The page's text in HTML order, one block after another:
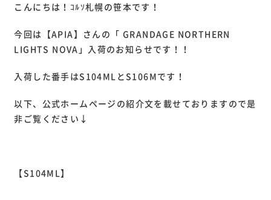
こんにちは！ｺﾙｿ札幌の笹本です！
今回は【APIA】さんの「 GRANDAGE NORTHERN
LIGHTS NOVA」入荷のお知らせです！！
入荷した番手はS104MLとS106Mです！
以下、公式ホームページの紹介文を載せておりますので是
非ご覧ください↓
【S104ML】